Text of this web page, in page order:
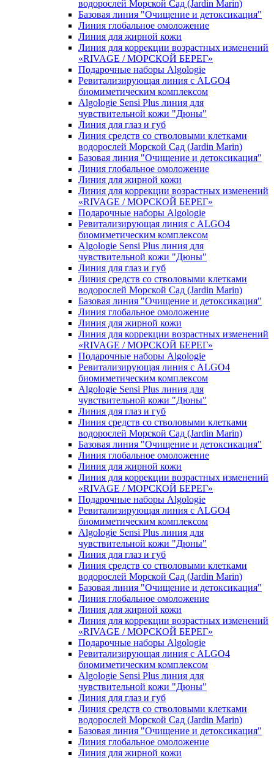
водорослей Морской Сад (Jardin Marin)
Базовая линия "Очищение и детоксикация"
Линия глобальное омоложение
Линия для жирной кожи
Линия для коррекции возрастных изменений
«RIVAGE / МОРСКОЙ БЕРЕГ»
Подарочные наборы Algologie
Ревитализирующая линия с ALGO4
биомиметическим комплексом
Algologie Sensi Plus линия для
чувcтвительной кожи "Дюны"
Линия для глаз и губ
Линия средств со стволовыми клетками
водорослей Морской Сад (Jardin Marin)
Базовая линия "Очищение и детоксикация"
Линия глобальное омоложение
Линия для жирной кожи
Линия для коррекции возрастных изменений
«RIVAGE / МОРСКОЙ БЕРЕГ»
Подарочные наборы Algologie
Ревитализирующая линия с ALGO4
биомиметическим комплексом
Algologie Sensi Plus линия для
чувcтвительной кожи "Дюны"
Линия для глаз и губ
Линия средств со стволовыми клетками
водорослей Морской Сад (Jardin Marin)
Базовая линия "Очищение и детоксикация"
Линия глобальное омоложение
Линия для жирной кожи
Линия для коррекции возрастных изменений
«RIVAGE / МОРСКОЙ БЕРЕГ»
Подарочные наборы Algologie
Ревитализирующая линия с ALGO4
биомиметическим комплексом
Algologie Sensi Plus линия для
чувcтвительной кожи "Дюны"
Линия для глаз и губ
Линия средств со стволовыми клетками
водорослей Морской Сад (Jardin Marin)
Базовая линия "Очищение и детоксикация"
Линия глобальное омоложение
Линия для жирной кожи
Линия для коррекции возрастных изменений
«RIVAGE / МОРСКОЙ БЕРЕГ»
Подарочные наборы Algologie
Ревитализирующая линия с ALGO4
биомиметическим комплексом
Algologie Sensi Plus линия для
чувcтвительной кожи "Дюны"
Линия для глаз и губ
Линия средств со стволовыми клетками
водорослей Морской Сад (Jardin Marin)
Базовая линия "Очищение и детоксикация"
Линия глобальное омоложение
Линия для жирной кожи
Линия для коррекции возрастных изменений
«RIVAGE / МОРСКОЙ БЕРЕГ»
Подарочные наборы Algologie
Ревитализирующая линия с ALGO4
биомиметическим комплексом
Algologie Sensi Plus линия для
чувcтвительной кожи "Дюны"
Линия для глаз и губ
Линия средств со стволовыми клетками
водорослей Морской Сад (Jardin Marin)
Базовая линия "Очищение и детоксикация"
Линия глобальное омоложение
Линия для жирной кожи